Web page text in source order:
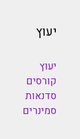
יעוץ
יעוץ
קורסים
סדנאות
סמינרים